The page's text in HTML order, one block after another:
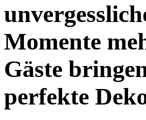
Momente
Gäste
perfekte